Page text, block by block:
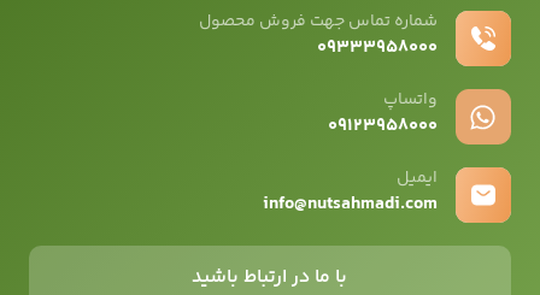
شماره تماس جهت فروش محصول
۰۹۳۳۳۹۵۸۰۰۰
واتساپ
۰۹12۳۹۵۸۰۰۰
ایمیل
info@nutsahmadi.com
با ما در ارتباط باشید